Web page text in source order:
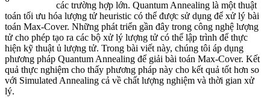
các trường hợp lớn. Quantum Annealing là một thuật
toán tối ưu hóa lượng tử heuristic có thể được sử dụng để xử lý bài
toán Max-Cover. Những phát triển gần đây trong công nghệ lượng
tử cho phép tạo ra các bộ xử lý lượng tử có thể lập trình để thực
hiện kỹ thuật ủ lượng tử. Trong bài viết này, chúng tôi áp dụng
phương pháp Quantum Annealing để giải bài toán Max-Cover. Kết
quả thực nghiệm cho thấy phương pháp này cho kết quả tốt hơn so
với Simulated Annealing cả về chất lượng nghiệm và thời gian xử
lý.